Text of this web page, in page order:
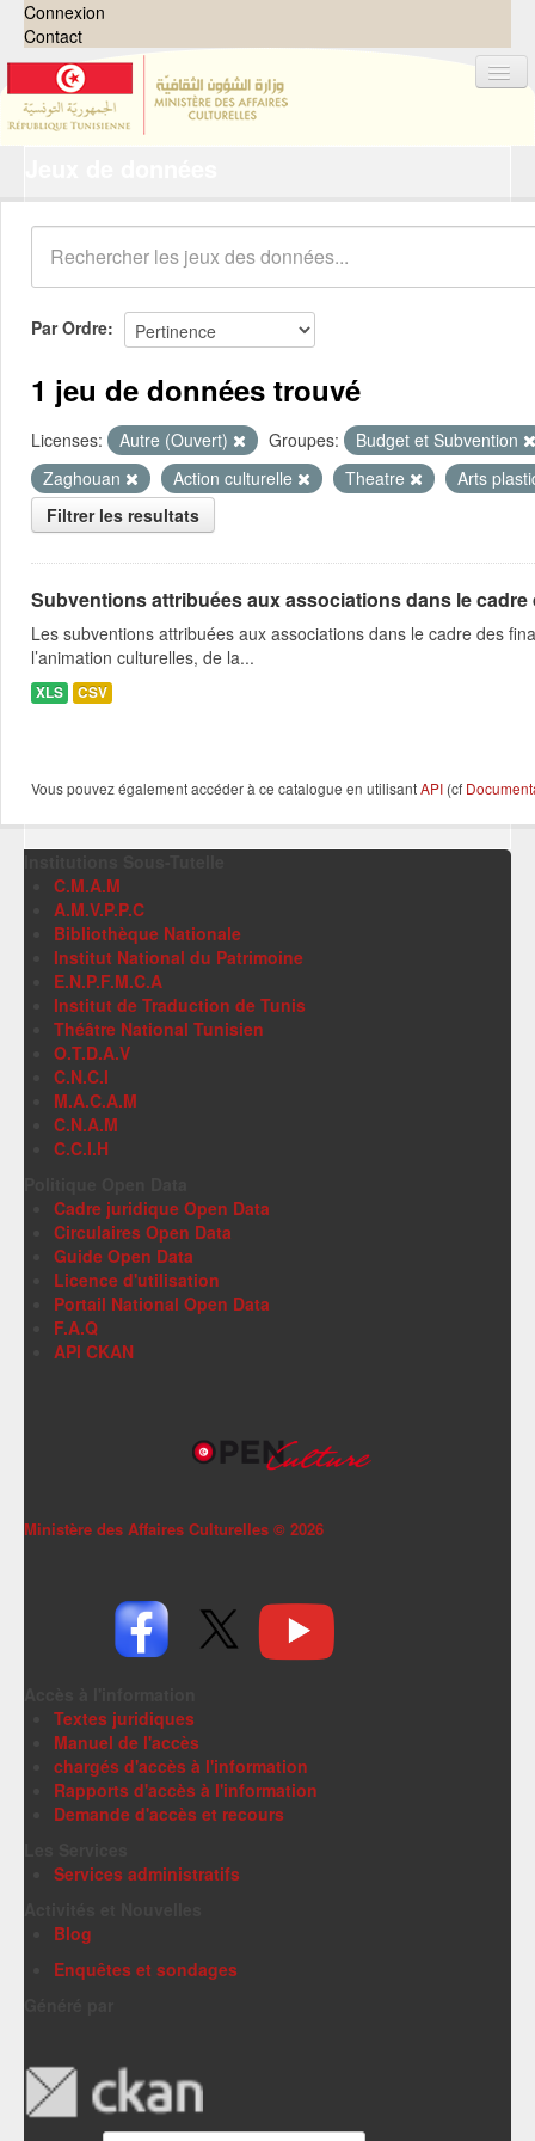
Connexion
Contact
Organisations
Groupes
Demandes 0
À propos
Par Ordre
1 jeu de données trouvé
Licenses: Autre (Ouvert) Groupes:
Budget et Subvention
Zaghouan
Action culturelle Theatre
Arts
Filtrer les resultats
Subventions attribuées aux associations dans le
Les subventions attribuées aux associations dans le cadre des
l’animation culturelles, de la...
XLS CSV
Vous pouvez également accéder à ce catalogue en utilisantAPI (cf
C.M.A.M
A.M.V.P.P.C
Bibliothèque Nationale
Institut National du Patrimoine
E.N.P.F.M.C.A
Institut de Traduction de Tunis
Théâtre National Tunisien
O.T.D.A.V
C.N.C.I
M.A.C.A.M
C.N.A.M
C.C.I.H
Cadre juridique Open Data
Circulaires Open Data
Guide Open Data
Licence d'utilisation
Portail National Open Data
F.A.Q
API CKAN
Ministère des Affaires Culturelles © 2026
Textes juridiques
Manuel de l'accès
chargés d'accès à l'information
Rapports d'accès à l'information
Demande d'accès et recours
Services administratifs
Blog
Enquêtes et sondages